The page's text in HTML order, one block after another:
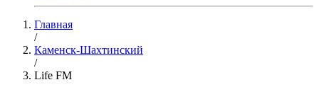
Главная
/
Каменск-Шахтинский
/
Life FM